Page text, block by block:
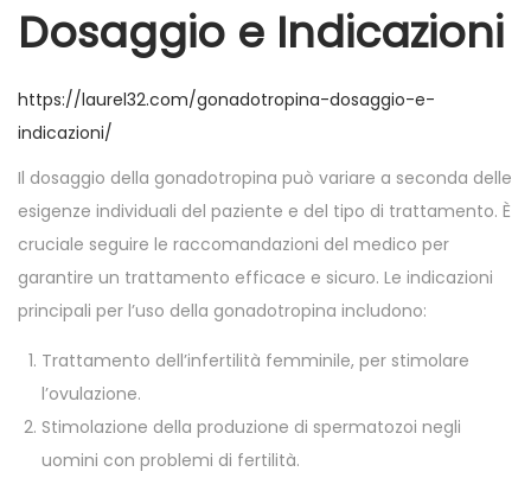
Dosaggio e Indicazioni
https://laurel32.com/gonadotropina-dosaggio-e-
indicazioni/
Il dosaggio della gonadotropina può variare a seconda delle
esigenze individuali del paziente e del tipo di trattamento. È
cruciale seguire le raccomandazioni del medico per
garantire un trattamento efficace e sicuro. Le indicazioni
principali per l’uso della gonadotropina includono:
Trattamento dell’infertilità femminile, per stimolare
l’ovulazione.
Stimolazione della produzione di spermatozoi negli
uomini con problemi di fertilità.